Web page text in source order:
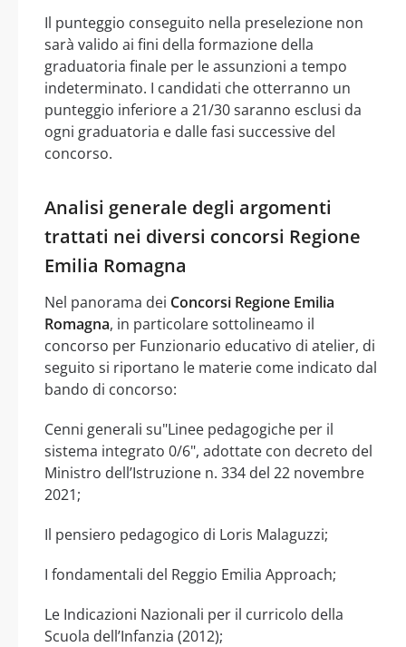
Il punteggio conseguito nella preselezione non
sarà valido ai fini della formazione della
graduatoria finale per le assunzioni a tempo
indeterminato. I candidati che otterranno un
punteggio inferiore a 21/30 saranno esclusi da
ogni graduatoria e dalle fasi successive del
concorso.
Analisi generale degli argomenti
trattati nei diversi concorsi Regione
Emilia Romagna
Nel panorama dei Concorsi Regione Emilia
Romagna, in particolare sottolineamo il
concorso per Funzionario educativo di atelier, di
seguito si riportano le materie come indicato dal
bando di concorso:
Cenni generali su"Linee pedagogiche per il
sistema integrato 0/6", adottate con decreto del
Ministro dell’Istruzione n. 334 del 22 novembre
2021;
Il pensiero pedagogico di Loris Malaguzzi;
I fondamentali del Reggio Emilia Approach;
Le Indicazioni Nazionali per il curricolo della
Scuola dell’Infanzia (2012);